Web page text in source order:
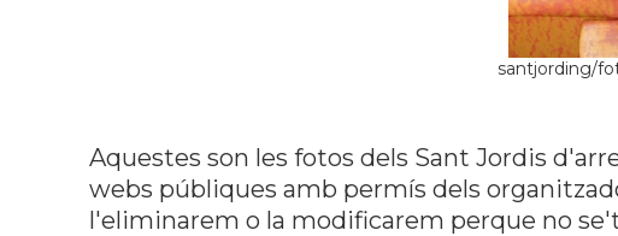
santjording/
Aquestes son les fotos dels Sant Jordis
webs públiques amb permís dels
l'eliminarem o la modificarem perque no